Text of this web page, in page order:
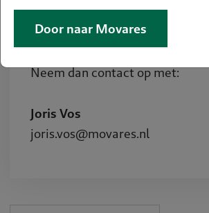
Een vraag of hulp nodig?
Meer informatie?
Neem dan contact op met:
Joris Vos
joris.vos@movares.nl
Door naar Movares